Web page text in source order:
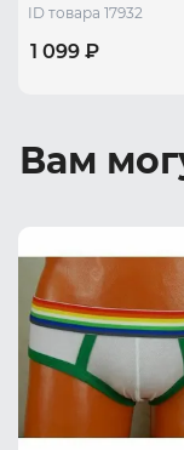
ID товара 17932
1 099 ₽
Вам